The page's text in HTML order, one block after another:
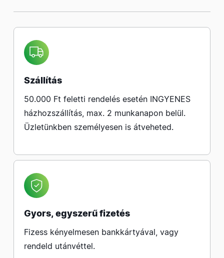
Szállítás
50.000 Ft feletti rendelés esetén INGYENES
házhozszállítás, max. 2 munkanapon belül.
Üzletünkben személyesen is átveheted.
Gyors, egyszerű fizetés
Fizess kényelmesen bankkártyával, vagy
rendeld utánvéttel.